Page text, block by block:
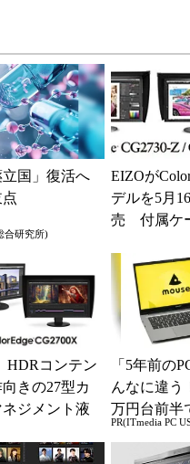
立国」復活へ
合研究所)
EIZOが
デルを5月
売 付属ケ
HDRコンテン
きの27型カ
ジメント液
「5年前の
んなに違う
万円台前半
る快適PCラ
PR(ITmedia PC